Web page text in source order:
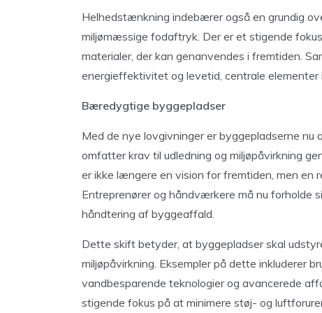
Helhedstænkning indebærer også en grundig
miljømæssige fodaftryk. Der er et stigende
materialer, der kan genanvendes i fremtiden.
energieffektivitet og levetid, centrale elementer
Bæredygtige byggepladser
Med de nye lovgivninger er byggepladserne
omfatter krav til udledning og miljøpåvirkning
er ikke længere en vision for fremtiden, men en
Entreprenører og håndværkere må nu forholde
håndtering af byggeaffald.
Dette skift betyder, at byggepladser skal
miljøpåvirkning. Eksempler på dette inkluderer
vandbesparende teknologier og avancerede
stigende fokus på at minimere støj- og